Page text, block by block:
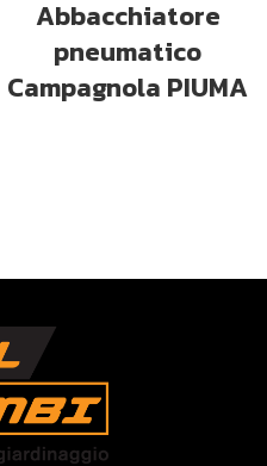
Abbacchiatore
pneumatico
Campagnola PIUMA